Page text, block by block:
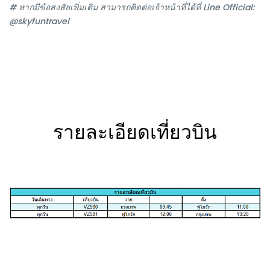
# หากมีข้อสงสัยเพิ่มเติม สามารถติดต่อเจ้าหน้าที่ได้ที่ Line Official:
@skyfuntravel
รายละเอียดเที่ยวบิน